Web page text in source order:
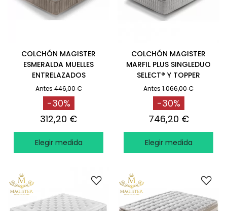
COLCHÓN MAGISTER
ESMERALDA MUELLES
ENTRELAZADOS
Antes 446,00 €
-30%
312,20 €
Elegir medida
COLCHÓN MAGISTER
MARFIL PLUS SINGLEDUO
SELECT® Y TOPPER
AIRSOFT®
Antes 1.066,00 €
-30%
746,20 €
Elegir medida